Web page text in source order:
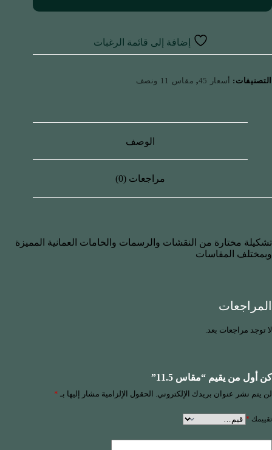
إضافة إلى قائمة الرغبات
التصنيفات: أسعار 45 , مقاس 11 ونصف
الوصف
مراجعات (0)
تشكيلة مختارة من النقشات والرسمات والخامات العمانية المميزة
وبمختلف المقاسات
المراجعات
لا توجد مراجعات بعد.
كن أول من يقيم “مقاس 11.5”
لن يتم نشر عنوان بريدك الإلكتروني. الحقول الإلزامية مشار إليها بـ *
تقييمك *